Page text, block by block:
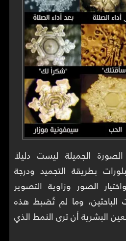
الجميلة ليست دليلاً
بطريقة التجميد ودرجة
الصور وزاوية التصوير
الباحثين، وما لم تُضبط هذه
البشرية أن ترى النمط الذي